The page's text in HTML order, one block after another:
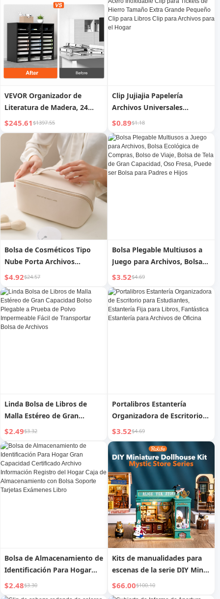
profundos en endodoncia,
19 mm y 25 mm
VEVOR Organizador de
Literatura de Madera, 24
Compartimentos,
Clasificador de Archivos con
Estantes Extraíbles, Ranura
para Buzones para
Organización de Oficinas,
Hogares, Aulas y Buzones,
Certificado EPA, Negro
$245.61$1397.55
Clip Jujiajia Papelería
Archivos Universales
Organizadores Carpeta de
Acero Inoxidable Clip para
Tickets de Hierro Tamaño
Extra Grande Pequeño Clip
para Libros Clip para
Archivos para el Hogar
$0.89$1.18
Bolsa de Cosméticos Tipo
Nube Porta Archivos
Femenina de Gran Capacidad
$4.92$24.57
Bolsa Plegable Multiusos a
Juego para Archivos, Bolsa
Ecológica de Compras, Bolso
de Viaje, Bolsa de Tela de
Gran Capacidad, Oso Fresa,
Puede ser Bolsa para Padres
e Hijos
$3.52$4.69
Linda Bolsa de Libros de
Malla Estéreo de Gran
Capacidad Bolso Plegable a
Prueba de Polvo
Impermeable Fácil de
Transportar Bolsa de
Archivos
$2.49$3.32
Portalibros Estantería
Organizadora de Escritorio
para Estudiantes, Estantería
Fija para Libros, Fantástica
Estantería para Archivos de
Oficina
$3.52$4.69
Bolsa de Almacenamiento de
Identificación Para Hogar
Gran Capacidad Certificado
Archivo Información
$2.48$3.30
Kits de manualidades para
escenas de la serie DIY Mini
Dollhouse Mysterious
Archives, modelos DG155-
$66.00$100.10